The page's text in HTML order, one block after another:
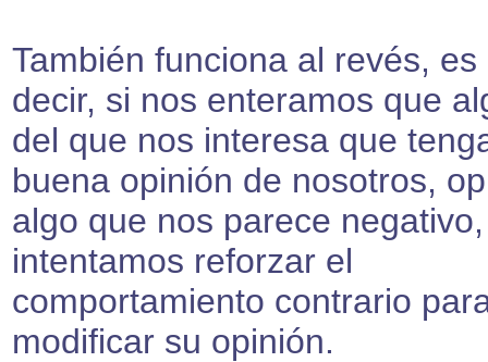
También funciona al revés, es
decir, si nos enteramos que
del que nos interesa que
buena opinión de nosotros,
algo que nos parece negativo,
intentamos reforzar el
comportamiento contrario
modificar su opinión.